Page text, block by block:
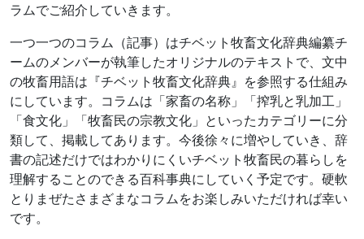
ラムでご紹介していきます。
一つ一つのコラム（記事）はチベット牧畜文化辞典編纂チ
ームのメンバーが執筆したオリジナルのテキストで、文中
の牧畜用語は『チベット牧畜文化辞典』を参照する仕組み
にしています。コラムは「家畜の名称」「搾乳と乳加工」
「食文化」「牧畜民の宗教文化」といったカテゴリーに分
類して、掲載してあります。今後徐々に増やしていき、辞
書の記述だけではわかりにくいチベット牧畜民の暮らしを
理解することのできる百科事典にしていく予定です。硬軟
とりまぜたさまざまなコラムをお楽しみいただければ幸い
です。